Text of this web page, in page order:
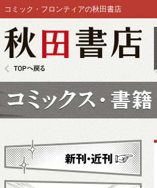
コミック・フロンティアの秋田書店
新刊・近刊